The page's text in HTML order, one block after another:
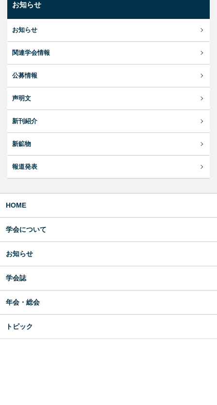
お知らせ
お知らせ
関連学会情報
公募情報
声明文
新刊紹介
新鉱物
報道発表
HOME
学会について
お知らせ
学会誌
年会・総会
トピック